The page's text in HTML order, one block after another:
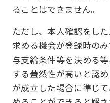
ることはできません。
ただし、本人確認をし
求める機会が登録時の
与支給条件等を決める
する蓋然性が高いと認
が成立した場合に準じ